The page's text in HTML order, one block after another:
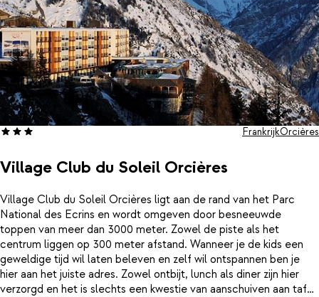
Village Club du Soleil Orcières
FrankrijkOrcières
Village Club du Soleil Orcières ligt aan de rand van het Parc
National des Ecrins en wordt omgeven door besneeuwde
toppen van meer dan 3000 meter. Zowel de piste als het
centrum liggen op 300 meter afstand. Wanneer je de kids een
geweldige tijd wil laten beleven en zelf wil ontspannen ben je
hier aan het juiste adres. Zowel ontbijt, lunch als diner zijn hier
verzorgd en het is slechts een kwestie van aanschuiven aan tafel.